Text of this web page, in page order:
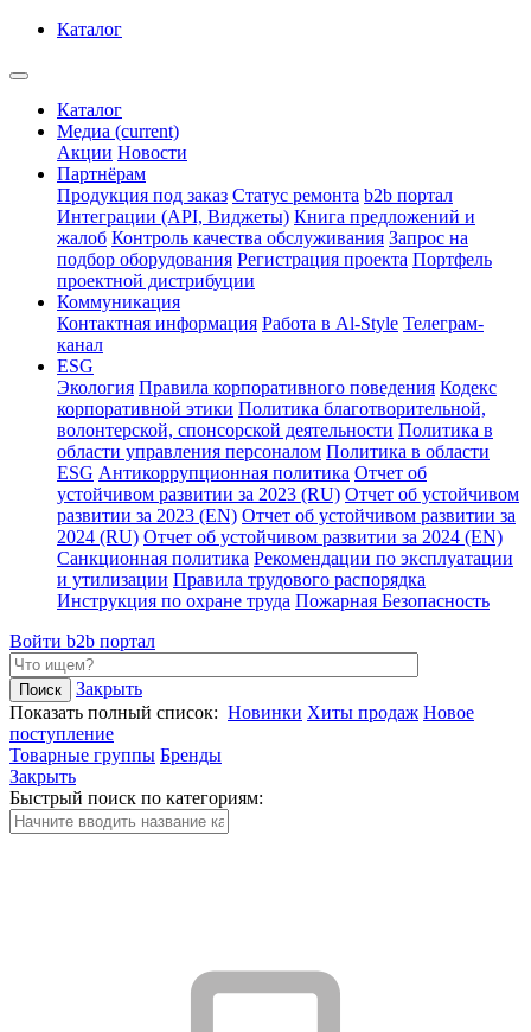
Каталог
Каталог
Медиа (current)
Акции Новости
Партнёрам
Продукция под заказ Статус ремонта b2b портал
Интеграции (API, Виджеты) Книга предложений и
жалоб Контроль качества обслуживания Запрос на
подбор оборудования Регистрация проекта Портфель
проектной дистрибуции
Коммуникация
Контактная информация Работа в Al-Style Телеграм-
канал
ESG
Экология Правила корпоративного поведения Кодекс
корпоративной этики Политика благотворительной,
волонтерской, спонсорской деятельности Политика в
области управления персоналом Политика в области
ESG Антикоррупционная политика Отчет об
устойчивом развитии за 2023 (RU) Отчет об устойчивом
развитии за 2023 (EN) Отчет об устойчивом развитии за
2024 (RU) Отчет об устойчивом развитии за 2024 (EN)
Санкционная политика Рекомендации по эксплуатации
и утилизации Правила трудового распорядка
Инструкция по охране труда Пожарная Безопасность
Войти b2b портал
Закрыть
Показать полный список: Новинки Хиты продаж Новое
поступление
Товарные группы Бренды
Закрыть
Быстрый поиск по категориям: